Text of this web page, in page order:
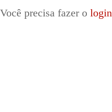
Você precisa fazer o login